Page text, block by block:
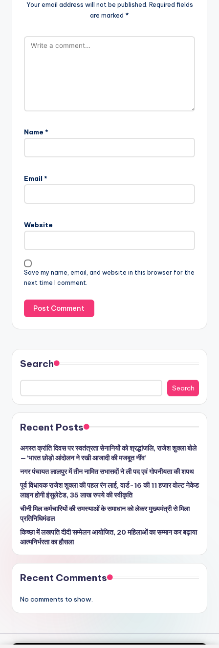
Your email address will not be published. Required fields
are marked *
Name *
Email *
Website
Save my name, email, and website in this browser for the
next time I comment.
Search
Search
Recent Posts
अगस्त क्रांति दिवस पर स्वतंत्रता सेनानियों को श्रद्धांजलि, राजेश शुक्ला बोले
—‘भारत छोड़ो आंदोलन ने रखी आजादी की मजबूत नींव’
नगर पंचायत लालपुर में तीन नामित सभासदों ने ली पद एवं गोपनीयता की शपथ
पूर्व विधायक राजेश शुक्ला की पहल रंग लाई, वार्ड-16 की 11 हजार वोल्ट नेकेड
लाइन होगी इंसुलेटेड, 35 लाख रुपये की स्वीकृति
चीनी मिल कर्मचारियों की समस्याओं के समाधान को लेकर मुख्यमंत्री से मिला
प्रतिनिधिमंडल
किच्छा में लखपति दीदी सम्मेलन आयोजित, 20 महिलाओं का सम्मान कर बढ़ाया
आत्मनिर्भरता का हौसला
Recent Comments
No comments to show.